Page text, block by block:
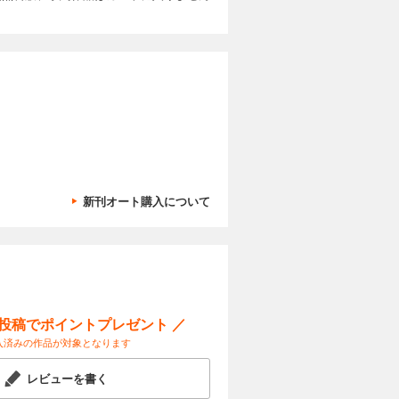
ます！
。 写真
。甘
華乃）
講座フ
・写真
外にも
ラの性
のか考
です。
真に仕
できる
いいと
ラボ企
年野球の
そんな
いる中
残そう
ば綺麗
いただ
撮るのが
集では
クニ
でもファ
日本を代
集
カートに入れる
試し読み
新刊オート購入について
稿でポイントプレゼント ／
済みの作品が対象となります
レビューを書く